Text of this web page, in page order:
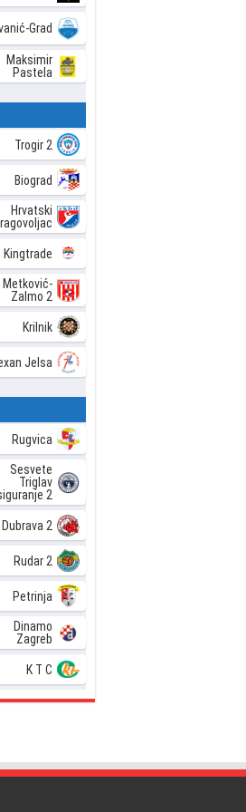
Grad
Maksimir
Pastela
Trogir 2
Biograd
Hrvatski
Kingtrade
Metković-
Zalmo 2
Krilnik
Jelsa
Rugvica
Sesvete
Triglav
2
Dubrava 2
Rudar 2
Petrinja
Dinamo
Zagreb
K T C